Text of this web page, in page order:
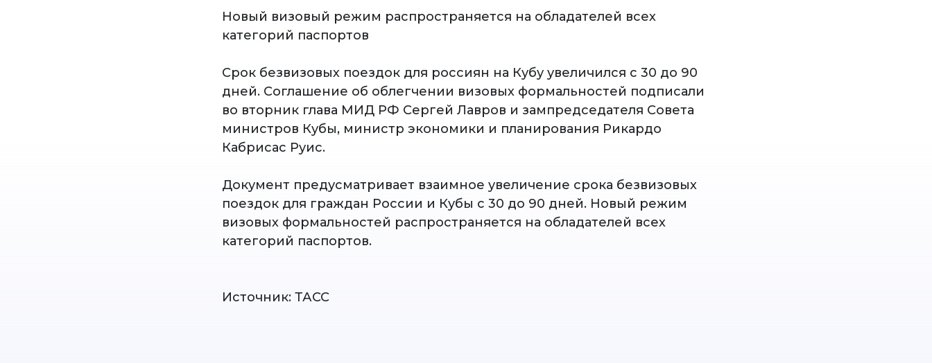
Новый визовый режим распространяется на обладателей всех
категорий паспортов
Срок безвизовых поездок для россиян на Кубу увеличился с 30 до 90
дней. Соглашение об облегчении визовых формальностей подписали
во вторник глава МИД РФ Сергей Лавров и зампредседателя Совета
министров Кубы, министр экономики и планирования Рикардо
Кабрисас Руис.
Документ предусматривает взаимное увеличение срока безвизовых
поездок для граждан России и Кубы с 30 до 90 дней. Новый режим
визовых формальностей распространяется на обладателей всех
категорий паспортов.
Источник: ТАСС